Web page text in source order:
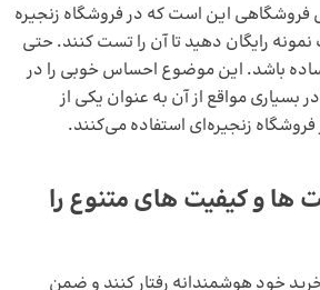
این است که در فروشگاه زنجیره‌
رایگان دهید تا آن را تست کنند. حتی
باشد. این موضوع احساس خوبی را در
بسیاری مواقع از آن به عنوان یکی از
زنجیره‌ای استفاده می‌کنند.
ها و کیفیت‌ های متنوع را
خود هوشمندانه رفتار کنند و ضمن